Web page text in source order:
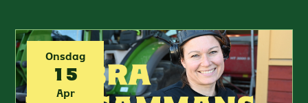
Onsdag
15
Apr